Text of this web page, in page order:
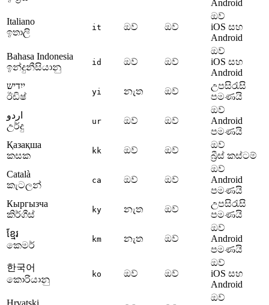
Android
Italiano
ඉතාලි
it ඔව් ඔව්
ඔව්
iOS සහ
Android
Bahasa Indonesia
ඉන්දුනීසියානු
id ඔව් ඔව්
ඔව්
iOS සහ
Android
ייִדיש
ඊඩිෂ්
yi නැත ඔව්
උපසිරැසි
පමණයි
اردو
උර්දු
ur ඔව් ඔව්
ඔව්
Android
පමණයි
Қазақша
කසක
kk ඔව් ඔව්
ඔව්
බ්‍රීස් කස්ටම්
Català
කැටලන්
ca ඔව් ඔව්
ඔව්
Android
පමණයි
Кыргызча
කිර්ගීස්
ky නැත ඔව්
උපසිරැසි
පමණයි
ខ្មែរ
කෙමර්
km නැත ඔව්
ඔව්
Android
පමණයි
한국어
කොරියානු
ko ඔව් ඔව්
ඔව්
iOS සහ
Android
Hrvatski
ඔව්